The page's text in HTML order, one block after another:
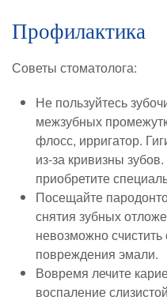
Профилактика
Советы стоматолога:
Не пользуйтесь
межзубных
флосс, ирригатор.
из-за кривизны
приобретите
Посещайте
снятия зубных
невозможно
повреждения эмали.
Вовремя лечите
воспаление